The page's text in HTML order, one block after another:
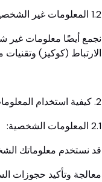
1.2 المعلومات غير الشخصية:
الارتباط (كوكيز)
2. كيفية استخدام المعلومات
2.1 المعلومات الشخصية:
قد نستخدم معلوماتك
معالجة وتأكيد حجوزات